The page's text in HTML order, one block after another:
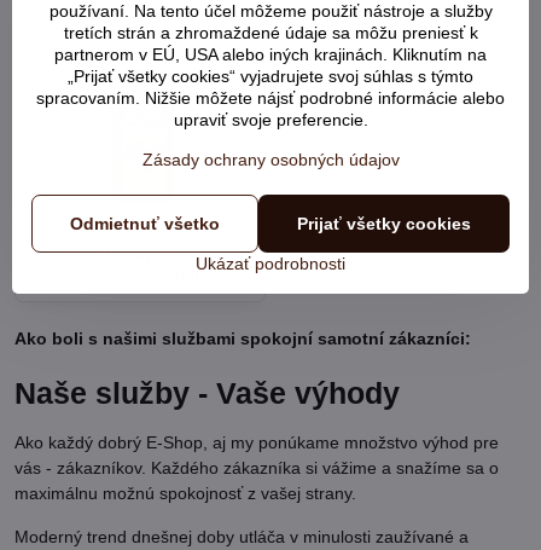
Beta Glukan Sirup pre
zvieratá 200ml
Ako boli s našimi službami spokojní samotní zákazníci:
Naše služby - Vaše výhody
Ako každý dobrý E-Shop, aj my ponúkame množstvo výhod pre
vás - zákazníkov. Každého zákazníka si vážime a snažíme sa o
maximálnu možnú spokojnosť z vašej strany.
Moderný trend dnešnej doby utláča v minulosti zaužívané a
používaní. Na tento účel môžeme použiť nástroje a služby
tretích strán a zhromaždené údaje sa môžu preniesť k
partnerom v EÚ, USA alebo iných krajinách. Kliknutím na
„Prijať všetky cookies“ vyjadrujete svoj súhlas s týmto
spracovaním. Nižšie môžete nájsť podrobné informácie alebo
upraviť svoje preferencie.
Zásady ochrany osobných údajov
Ukázať podrobnosti
Prijať všetky cookies
Odmietnuť všetko